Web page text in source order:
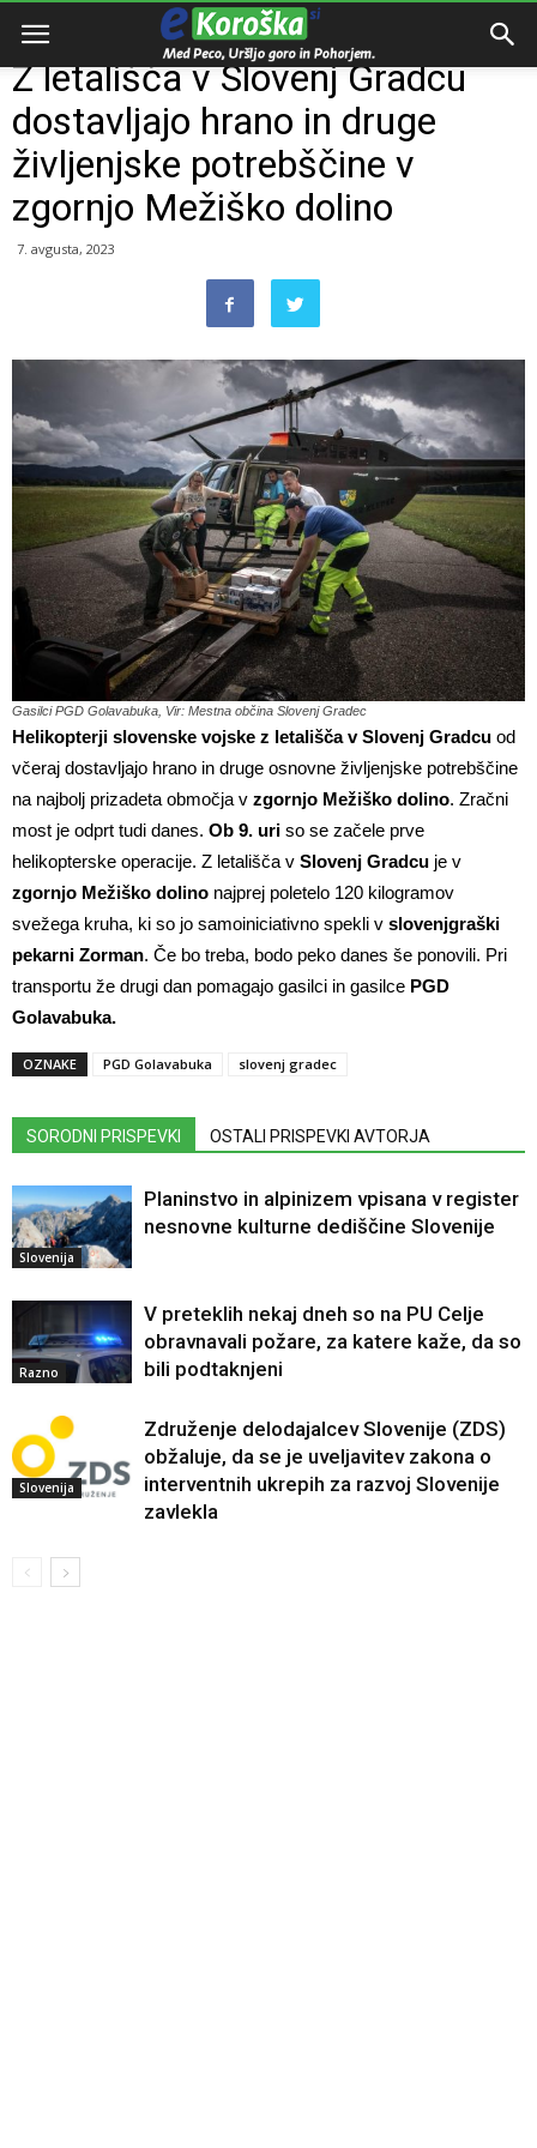
Domov
Z letališča v Slovenj Gradcu
dostavljajo hrano in druge
življenjske potrebščine v
zgornjo Mežiško dolino
7. avgusta, 2023
Gasilci PGD Golavabuka, Vir: Mestna občina Slovenj Gradec
Helikopterji slovenske vojske z letališča v Slovenj Gradcu od
včeraj dostavljajo hrano in druge osnovne življenjske potrebščine
na najbolj prizadeta območja v zgornjo Mežiško dolino. Zračni
most je odprt tudi danes. Ob 9. uri so se začele prve
helikopterske operacije. Z letališča v Slovenj Gradcu je v
zgornjo Mežiško dolino najprej poletelo 120 kilogramov
svežega kruha, ki so jo samoiniciativno spekli v slovenjgraški
pekarni Zorman. Če bo treba, bodo peko danes še ponovili. Pri
transportu že drugi dan pomagajo gasilci in gasilce PGD
Golavabuka.
OZNAKE PGD Golavabuka slovenj gradec
SORODNI PRISPEVKI OSTALI PRISPEVKI AVTORJA
Slovenija
Planinstvo in alpinizem vpisana v register
nesnovne kulturne dediščine Slovenije
Razno
V preteklih nekaj dneh so na PU Celje
obravnavali požare, za katere kaže, da so
bili podtaknjeni
Slovenija
Združenje delodajalcev Slovenije (ZDS)
obžaluje, da se je uveljavitev zakona o
interventnih ukrepih za razvoj Slovenije
zavlekla